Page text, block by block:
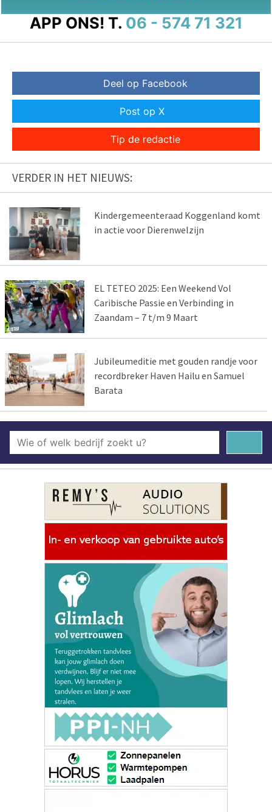
APP ONS! T. 06 - 574 71 321
Deel op Facebook
Post op X
Tip de redactie
VERDER IN HET NIEUWS:
Kindergemeenteraad Koggenland komt
in actie voor Dierenwelzijn
EL TETEO 2025: Een Weekend Vol
Caribische Passie en Verbinding in
Zaandam – 7 t/m 9 Maart
Jubileumeditie met gouden randje voor
recordbreker Haven Hailu en Samuel
Barata